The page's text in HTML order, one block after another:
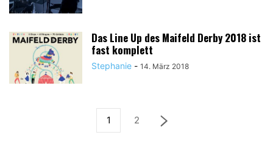
Das Line Up des Maifeld Derby 2018 ist
fast komplett
Stephanie - 14. März 2018
1 2